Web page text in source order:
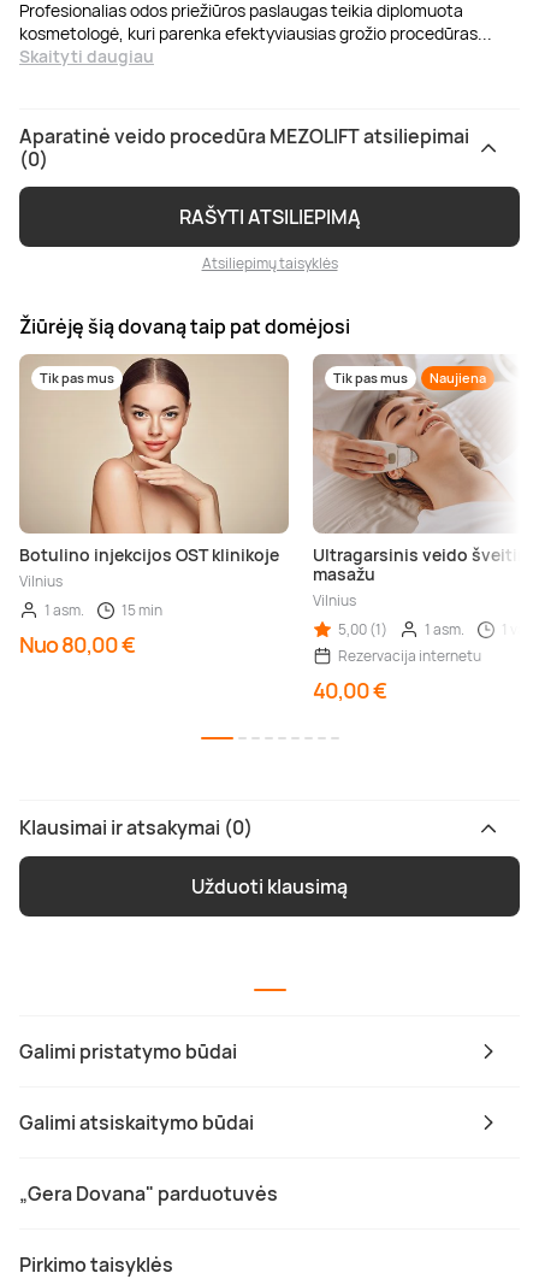
Galimi pristatymo būdai
Galimi atsiskaitymo būdai
„Gera Dovana" parduotuvės
Pirkimo taisyklės
Profesionalias odos priežiūros paslaugas teikia diplomuota
kosmetologė, kuri parenka efektyviausias grožio procedūras
Skaityti daugiau
Aparatinė veido procedūra MEZOLIFT atsiliepimai
(0)
RAŠYTI ATSILIEPIMĄ
Atsiliepimų taisyklės
Žiūrėję šią dovaną taip pat domėjosi
Tik pas mus
Botulino injekcijos OST klinikoje
Vilnius
1 asm.
15 min
Nuo 80,00 €
Tik pas mus Naujiena
Ultragarsinis veido
masažu
Vilnius
5,00 (1)
1 asm.
1 val.
Rezervacija internetu
40,00 €
Klausimai ir atsakymai (0)
Užduoti klausimą